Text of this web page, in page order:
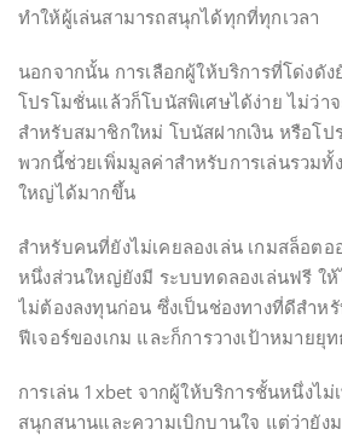
ทำให้ผู้เล่นสามารถสนุกได้ทุกที่ทุกเวลา
นอกจากนั้น การเลือกผู้ให้บริการที่โด่งดัง
โปรโมชั่นแล้วก็โบนัสพิเศษได้ง่าย ไม่ว่า
สำหรับสมาชิกใหม่ โบนัสฝากเงิน หรือโ
พวกนี้ช่วยเพิ่มมูลค่าสำหรับการเล่นรวมทั้
ใหญ่ได้มากขึ้น
สำหรับคนที่ยังไม่เคยลองเล่น เกมสล็อต
หนึ่งส่วนใหญ่ยังมี ระบบทดลองเล่นฟรี ใ
ไม่ต้องลงทุนก่อน ซึ่งเป็นช่องทางที่ดีสำห
ฟีเจอร์ของเกม และก็การวางเป้าหมายยุ
การเล่น 1xbet จากผู้ให้บริการชั้นหนึ่งไม่
สนุกสนานและความเบิกบานใจ แต่ว่ายัง